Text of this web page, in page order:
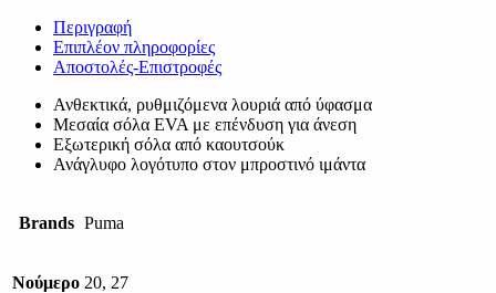
Περιγραφή
Επιπλέον πληροφορίες
Αποστολές-Επιστροφές
Ανθεκτικά, ρυθμιζόμενα λουριά από ύφασμα
Μεσαία σόλα EVA με επένδυση για άνεση
Εξωτερική σόλα από καουτσούκ
Ανάγλυφο λογότυπο στον μπροστινό ιμάντα
Brands Puma
Νούμερο 20, 27